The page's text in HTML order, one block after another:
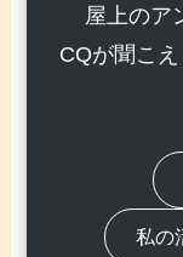
屋上のア
CQが聞こ
私の